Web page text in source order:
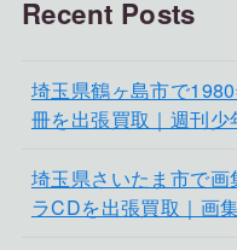
Recent Posts
埼玉県鶴ヶ島市で
冊を出張買取｜週刊
埼玉県さいたま市で画
ラCDを出張買取｜画